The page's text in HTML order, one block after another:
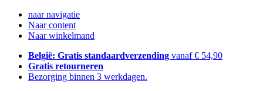
naar navigatie
Naar content
Naar winkelmand
België: Gratis standaardverzending vanaf € 54,90
Gratis retourneren
Bezorging binnen 3 werkdagen.